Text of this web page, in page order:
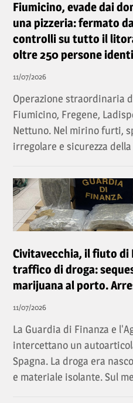
Fiumicino, evade dai
una pizzeria: fermato
controlli su tutto il
oltre 250 persone
11/07/2026
Operazione straordinaria
Fiumicino, Fregene,
Nettuno. Nel mirino furti,
irregolare e sicurezza
Civitavecchia, il fiuto di
traffico di droga:
marijuana al porto.
11/07/2026
La Guardia di Finanza e
intercettano un
Spagna. La droga era
e materiale isolante. Sul